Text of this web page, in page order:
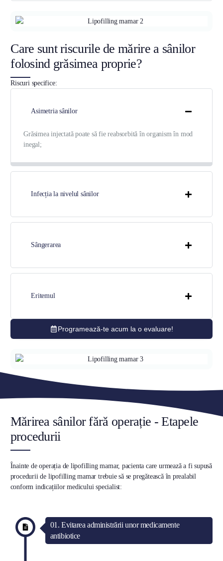
Care sunt riscurile de mărire a sânilor
folosind grăsimea proprie?
Riscuri specifice:
Asimetria sânilor
Grăsimea injectată poate să fie reabsorbită în organism în mod
inegal;
Infecția la nivelul sânilor
Sângerarea
Eritemul
Programează-te acum la o evaluare!
Mărirea sânilor fără operație - Etapele
procedurii
Înainte de operația de lipofilling mamar, pacienta care urmează a fi supusă
procedurii de lipofilling mamar trebuie să se pregătească în prealabil
conform indicațiilor medicului specialist:
01. Evitarea administrării unor medicamente
antibiotice